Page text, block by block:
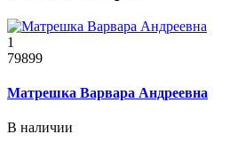
1
79899
Матрешка Варвара Андреевна
В наличии